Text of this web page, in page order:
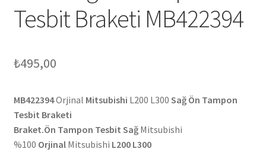
Tesbit Braketi MB422394
₺495,00
MB422394Orjinal Mitsubishi L200 L300 Sağ Ön Tampon
Tesbit Braketi
Braket.Ön Tampon Tesbit SağMitsubishi
%100 OrjinalMitsubishi L200 L300